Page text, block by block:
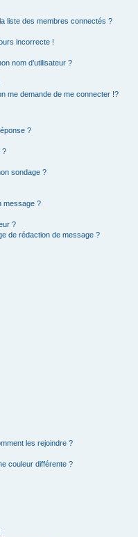
liste des membres connectés ?
incorrecte !
nom d’utilisateur ?
me demande de me connecter !?
?
?
sondage ?
message ?
?
de rédaction de message ?
les rejoindre ?
couleur différente ?